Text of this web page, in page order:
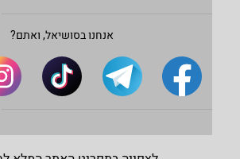
אנחנו בסושיאל, ואתם?